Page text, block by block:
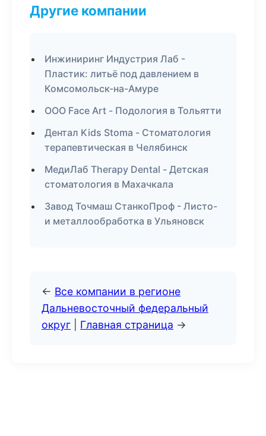
Другие компании
Инжиниринг Индустрия Лаб -
Пластик: литьё под давлением в
Комсомольск-на-Амуре
ООО Face Art - Подология в Тольятти
Дентал Kids Stoma - Стоматология
терапевтическая в Челябинск
МедиЛаб Therapy Dental - Детская
стоматология в Махачкала
Завод Точмаш СтанкоПроф - Листо-
и металлообработка в Ульяновск
← Все компании в регионе
Дальневосточный федеральный
округ
Главная страница →